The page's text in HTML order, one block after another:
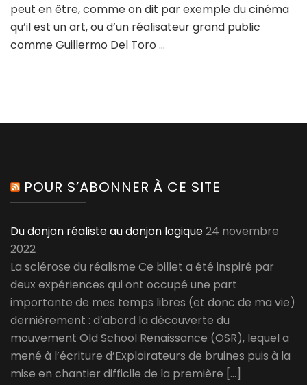
métaphores
drapières
peut en être, comme on dit par exemple du cinéma
qu’il est un art, ou d’un réalisateur grand public
comme Guillermo Del Toro …
POUR S’ABONNER À CE SITE
Du donjon réaliste au donjon logique24 novembre
2022
La sclérose du réalisme Ce billet a été inspiré par
deux expériences qui ont occupé une part
importante de mes temps libres (et donc de ma vie)
dernièrement : d’abord la découverte du
mouvement Old School Renaissance (OSR), lequel a
mené à l’écriture d’Exploirateurs de bruines puis à la
mise en chantier difficile de la première […]